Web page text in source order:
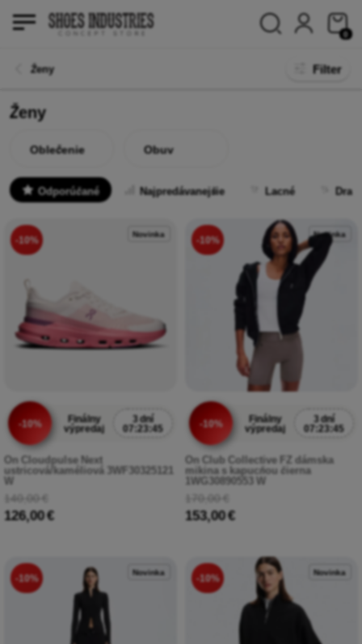
0
Ženy Filter
Ženy
Oblečenie Obuv
Odporúčané Najpredávanejšie Lacné
-10%
Novinka
-10%
Finálny
výpredaj
3 dní
07:23:43
On Cloudpulse Next
ustricová/kaméliová 3WF30325121
W
140,00 €
126,00 €
-10%
Novinka
-10%
Finálny
výpredaj
3 dní
07:23:43
On Club Collective FZ dámska
mikina s kapucňou čierna
1WG30890553 W
170,00 €
153,00 €
-10%
Novinka
-10%
Novinka